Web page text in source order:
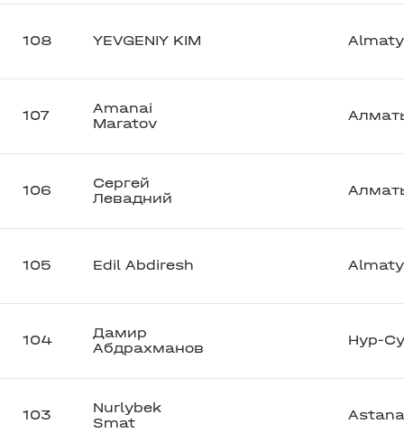
108 YEVGENIY KIM Almaty
107
Amanai
Maratov
106
Сергей
Левадний
105 Edil Abdiresh Almaty
104
Дамир
Абдрахманов
Нур-
103
Nurlybek
Smat
Astana